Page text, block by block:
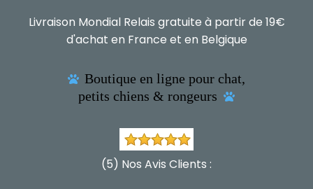
Livraison Mondial Relais gratuite à partir de 19€
d'achat en France et en Belgique
 Boutique en ligne pour chat,
petits chiens & rongeurs

(5) Nos Avis Clients :